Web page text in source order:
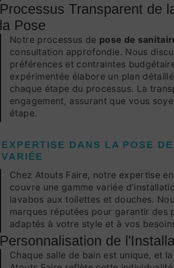
Processus Transparent de
la Pose
Notre processus de pose de
consultation approfondie. Nous
préférences et contraintes
expérimentée élabore un plan
chaque étape du processus. La
engagement, assurant que vous
étape.
EXPERTISE DANS LA POSE
VARIÉE
Chez Atouts Faire, notre expertise en
couvre une gamme variée
lavabos aux toilettes et douches.
marques réputées pour garantir des
adaptés à votre style et à vos
Personnalisation de
Chaque salle de bain est unique, et la